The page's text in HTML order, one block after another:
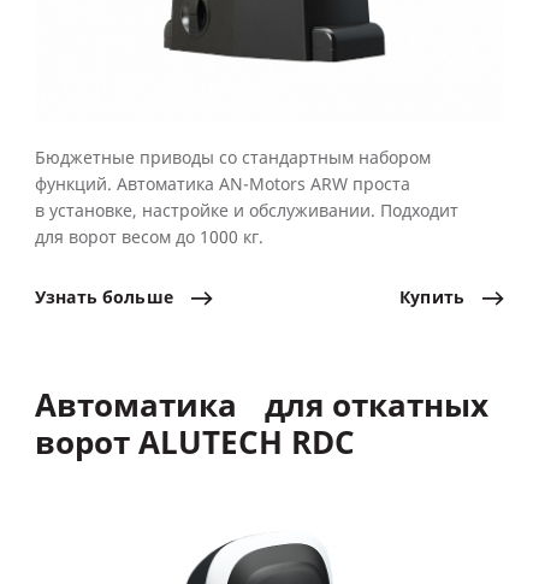
Бюджетные приводы со стандартным набором
функций. Автоматика AN-Motors ARW проста
в установке, настройке и обслуживании. Подходит
для ворот весом до 1000 кг.
Узнать больше Купить
Автоматика для откатных
ворот ALUTECH RDC